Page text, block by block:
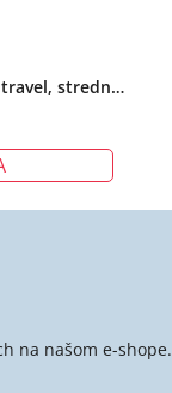
stredný,
na našom e-shope.